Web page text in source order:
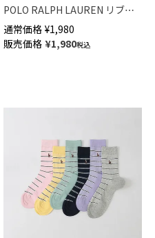
POLO RALPH LAUREN リブソ
ックス 綿100％ クルー丈 メンズ
日本製 02012409
通常価格 ¥1,980
販売価格 ¥1,980税込